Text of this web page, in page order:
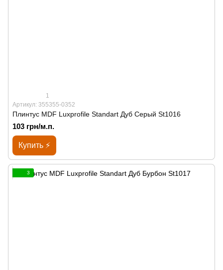
1
Артикул: 355355-0352
Плинтус MDF Luxprofile Standart Дуб Серый St1016
103 грн/м.п.
Купить ⚡
3